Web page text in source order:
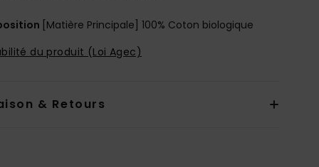
[Matière Principale] 100% Coton biologique
du produit (Loi Agec)
& Retours